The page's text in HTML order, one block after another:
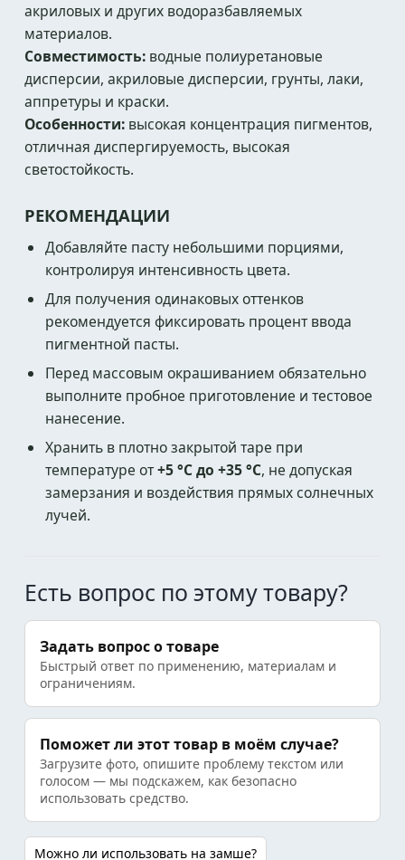
акриловых и других водоразбавляемых
материалов.
Совместимость: водные полиуретановые
дисперсии, акриловые дисперсии, грунты, лаки,
аппретуры и краски.
Особенности: высокая концентрация пигментов,
отличная диспергируемость, высокая
светостойкость.
РЕКОМЕНДАЦИИ
Добавляйте пасту небольшими порциями,
контролируя интенсивность цвета.
Для получения одинаковых оттенков
рекомендуется фиксировать процент ввода
пигментной пасты.
Перед массовым окрашиванием обязательно
выполните пробное приготовление и тестовое
нанесение.
Хранить в плотно закрытой таре при
температуре от+5 °C до +35 °C, не допуская
замерзания и воздействия прямых солнечных
лучей.
Есть вопрос по этому товару?
Задать вопрос о товаре
Быстрый ответ по применению, материалам и
ограничениям.
Поможет ли этот товар в моём случае?
Загрузите фото, опишите проблему текстом или
голосом — мы подскажем, как безопасно
использовать средство.
Можно ли использовать на замше?